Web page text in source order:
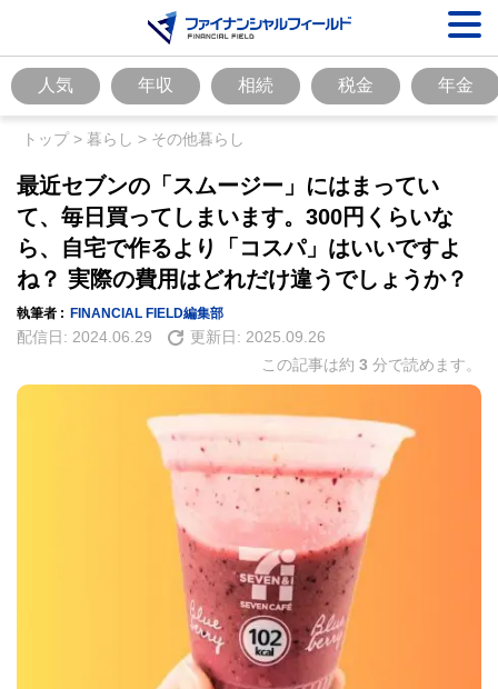
人気 年収 相続 税金 年金
トップ> 暮らし > その他暮らし
最近セブンの「スムージー」にはまってい
て、毎日買ってしまいます。300円くらいな
ら、自宅で作るより「コスパ」はいいですよ
ね？ 実際の費用はどれだけ違うでしょうか？
執筆者 : FINANCIAL FIELD編集部
配信日: 2024.06.29 更新日: 2025.09.26
この記事は約 3 分で読めます。